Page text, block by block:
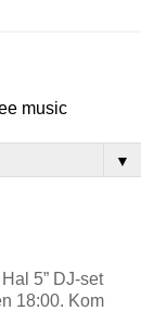
music
▼
5” DJ-set
18:00. Kom